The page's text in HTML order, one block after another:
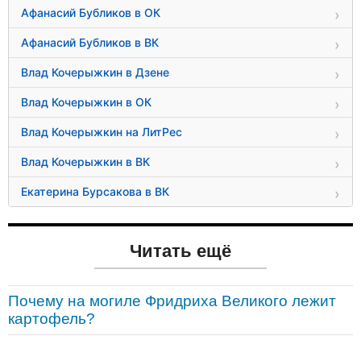
Афанасий Бубликов в ОК
Афанасий Бубликов в ВК
Влад Кочерыжкин в Дзене
Влад Кочерыжкин в ОК
Влад Кочерыжкин на ЛитРес
Влад Кочерыжкин в ВК
Екатерина Бурсакова в ВК
Читать ещё
Почему на могиле Фридриха Великого лежит
картофель?